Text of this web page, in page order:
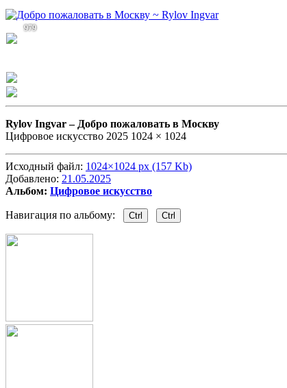
979
Rylov Ingvar – Добро пожаловать в Москву
Цифровое искусство 2025 1024 × 1024
Исходный файл: 1024×1024 px (157 Kb)
Добавлено: 21.05.2025
Альбом: Цифровое искусство
Навигация по альбому: Ctrl Ctrl